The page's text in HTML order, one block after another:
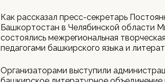
Как рассказал пресс-секретарь
Башкортостан в Челябинской области
состоялись межрегиональная
педагогами башкирского языка и
Организаторами выступили